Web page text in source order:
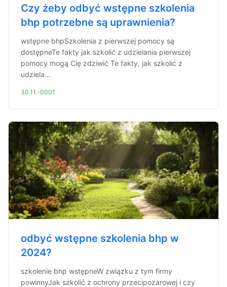
Czy żeby odbyć wstępne szkolenia
bhp potrzebne są uprawnienia?
wstępne bhpSzkolenia z pierwszej pomocy są
dostępneTe fakty jak szkolić z udzielania pierwszej
pomocy mogą Cię zdziwić Te fakty, jak szkolić z
udziela...
30.11.-0001
odbyć wstępne szkolenia bhp w
2024?
szkolenie bhp wstępneW związku z tym firmy
powinnyJak szkolić z ochrony przecipożarowej i czy